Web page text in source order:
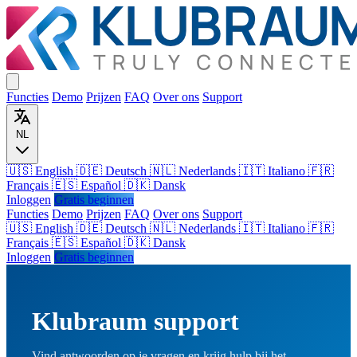
Functies Demo Prijzen FAQ Over ons Support
NL
🇺🇸 English 🇩🇪 Deutsch 🇳🇱 Nederlands 🇮🇹 Italiano 🇫🇷
Français 🇪🇸 Español 🇩🇰 Dansk
Inloggen Gratis beginnen
Functies Demo Prijzen FAQ Over ons Support
🇺🇸 English 🇩🇪 Deutsch 🇳🇱 Nederlands 🇮🇹 Italiano 🇫🇷
Français 🇪🇸 Español 🇩🇰 Dansk
Inloggen Gratis beginnen
Klubraum support